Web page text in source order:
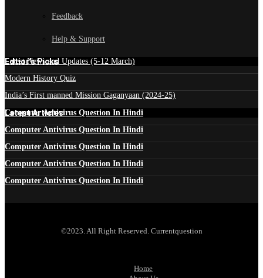
Feedback
Help & Support
Edtior's Picks
Latest News and Updates (5-12 March)
Modern History Quiz
India’s First manned Mission Gaganyaan (2024-25)
Latest Articles
Computer Antivirus Question In Hindi
Computer Antivirus Question In Hindi
Computer Antivirus Question In Hindi
Computer Antivirus Question In Hindi
Computer Antivirus Question In Hindi
©2023. All Right Reserved. Currentquestion
Home